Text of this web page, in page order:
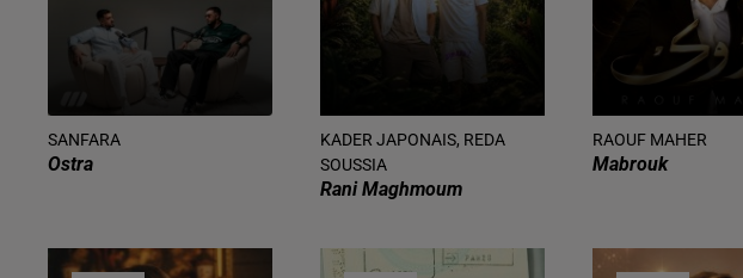
SANFARA
Ostra
KADER JAPONAIS, REDA
SOUSSIA
Rani Maghmoum
RAOUF MAHER
Mabrouk